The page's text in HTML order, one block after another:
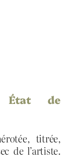
État de
titrée,
de l’artiste.